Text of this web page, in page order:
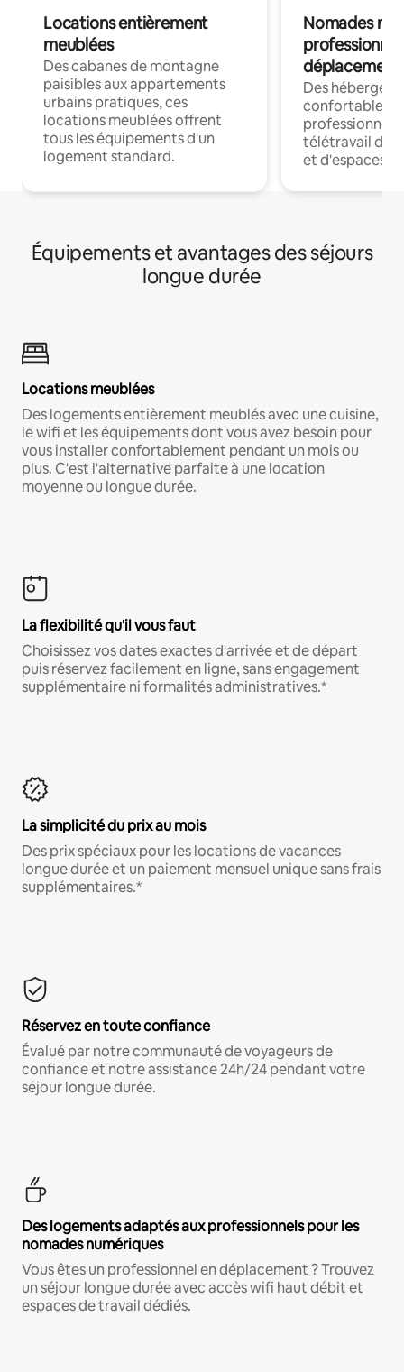
Locations entièrement
meublées
Des cabanes de montagne
paisibles aux appartements
urbains pratiques, ces
locations meublées offrent
tous les équipements d'un
logement standard.
Nomades
déplacement
Des
confortables
professionnels
télétravail
et d'espaces
Équipements et avantages des séjours
longue durée
Locations meublées
Des logements entièrement meublés avec une cuisine,
le wifi et les équipements dont vous avez besoin pour
vous installer confortablement pendant un mois ou
plus. C'est l'alternative parfaite à une location
moyenne ou longue durée.
La flexibilité qu'il vous faut
Choisissez vos dates exactes d'arrivée et de départ
puis réservez facilement en ligne, sans engagement
supplémentaire ni formalités administratives.*
La simplicité du prix au mois
Des prix spéciaux pour les locations de vacances
longue durée et un paiement mensuel unique sans frais
supplémentaires.*
Réservez en toute confiance
Évalué par notre communauté de voyageurs de
confiance et notre assistance 24h/24 pendant votre
séjour longue durée.
Des logements adaptés aux professionnels pour les
nomades numériques
Vous êtes un professionnel en déplacement ? Trouvez
un séjour longue durée avec accès wifi haut débit et
espaces de travail dédiés.